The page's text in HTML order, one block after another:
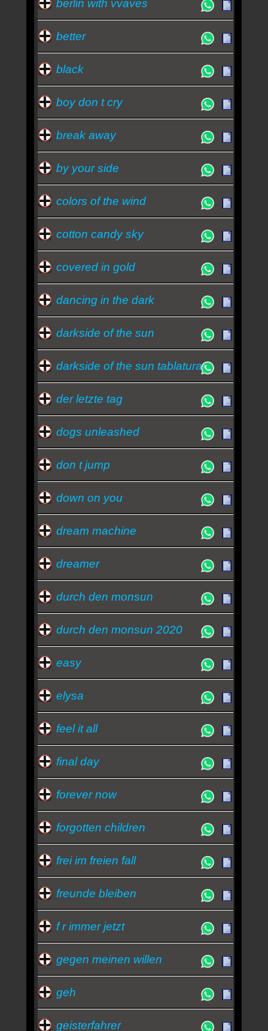
berlin with vvaves
better
black
boy don t cry
break away
by your side
colors of the wind
cotton candy sky
covered in gold
dancing in the dark
darkside of the sun
darkside of the sun tablatura
der letzte tag
dogs unleashed
don t jump
down on you
dream machine
dreamer
durch den monsun
durch den monsun 2020
easy
elysa
feel it all
final day
forever now
forgotten children
frei im freien fall
freunde bleiben
f r immer jetzt
gegen meinen willen
geh
geisterfahrer